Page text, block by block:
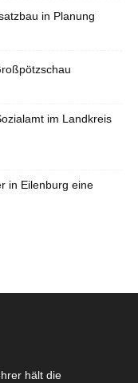
in Planung
im Landkreis
in Eilenburg eine
hält die